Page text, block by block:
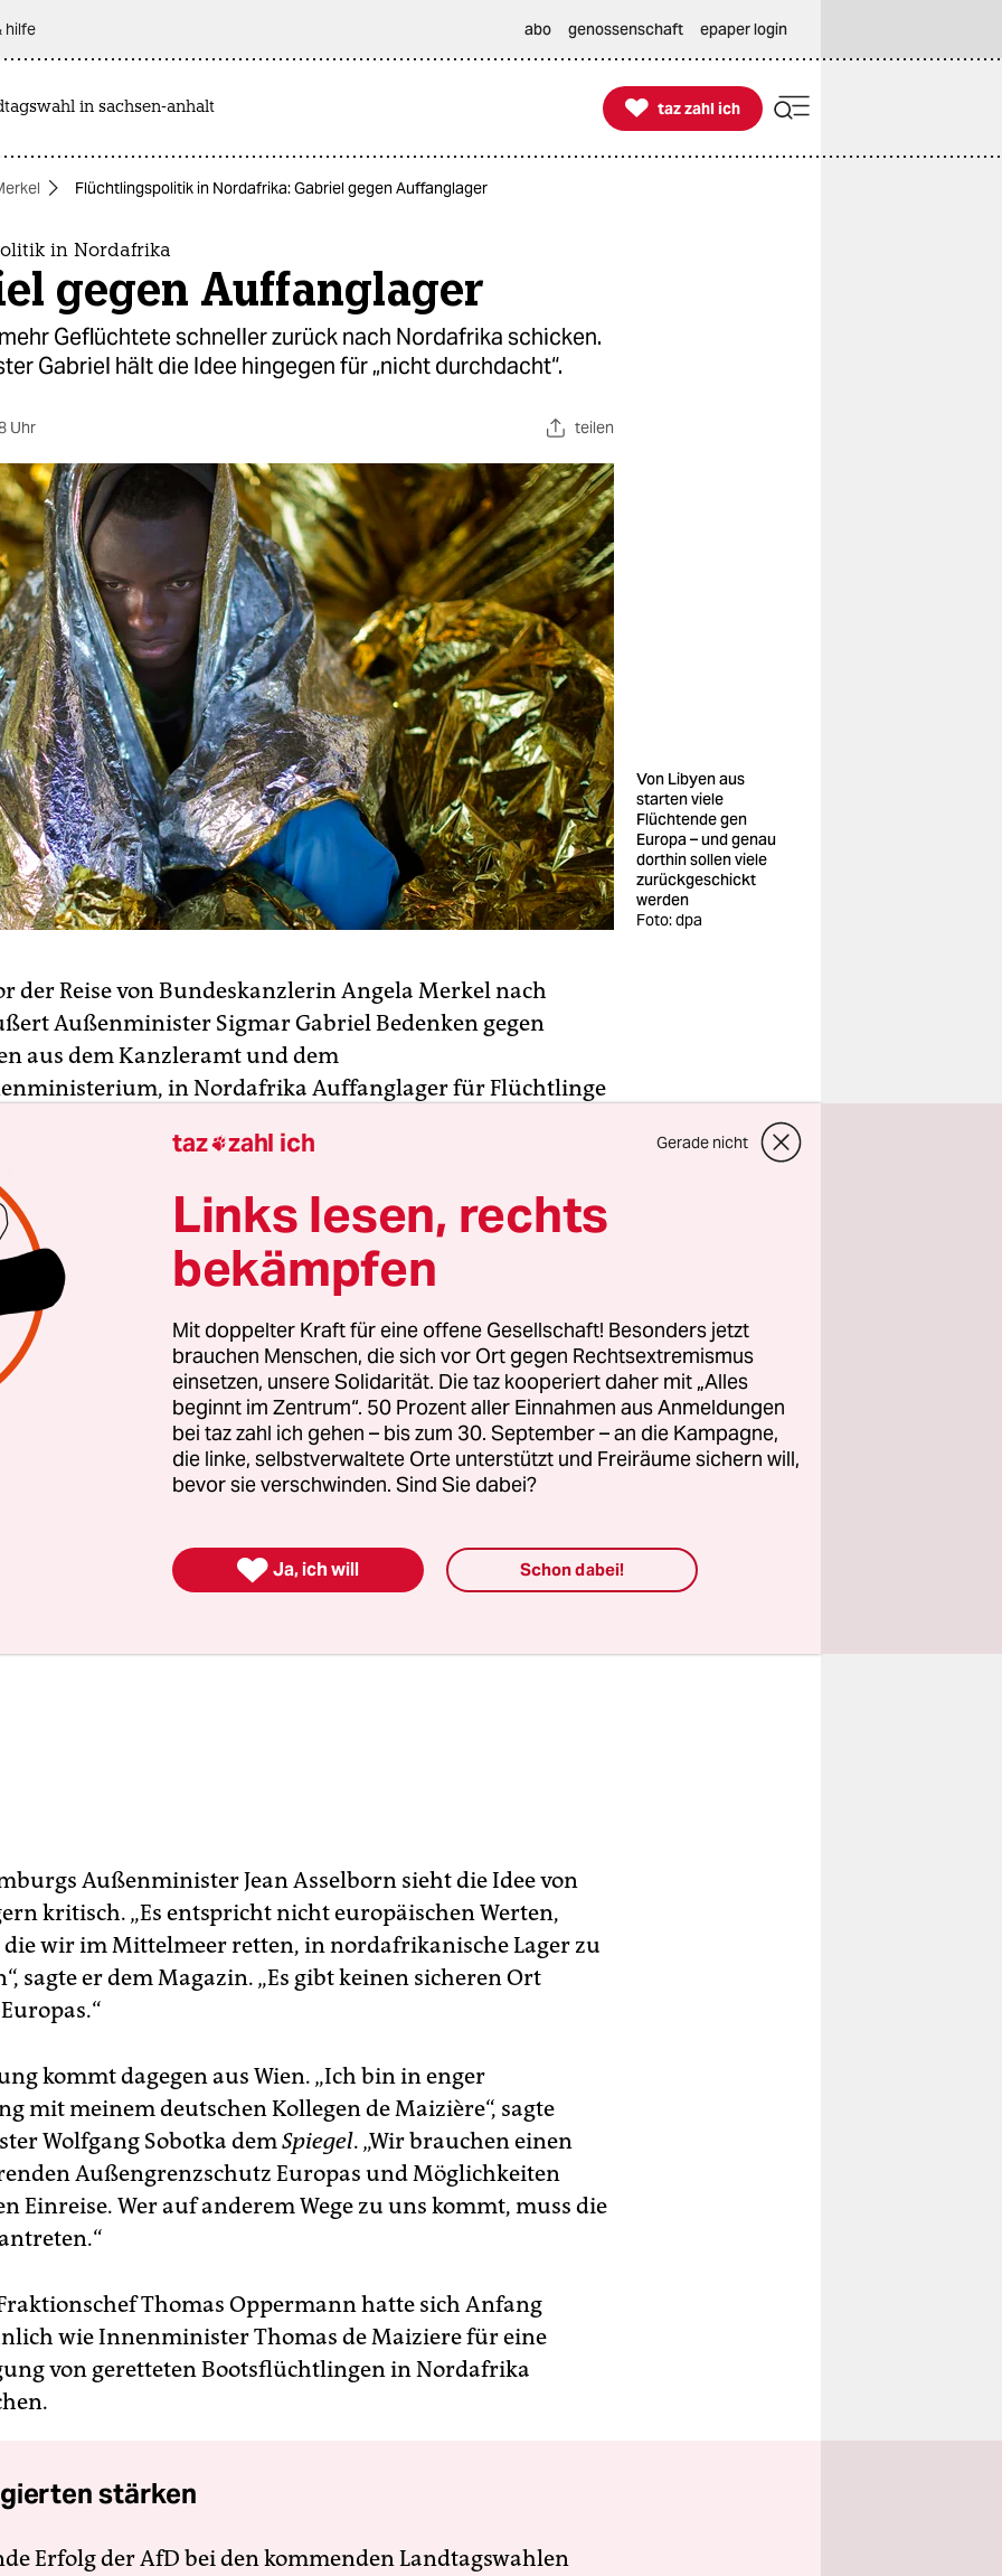
hilfe abo genossenschaft epaper login
in sachsen-anhalt 
taz zahl ich
taz zahl ich
Flüchtlingspolitik in Nordafrika: Gabriel gegen Auffanglager
in Nordafrika
gegen Auffanglager
Geflüchtete schneller zurück nach Nordafrika schicken.
Gabriel hält die Idee hingegen für „nicht durchdacht“.
Uhr teilen
Von Libyen aus
starten viele
Flüchtende gen
Europa – und genau
dorthin sollen viele
zurückgeschickt
werden
Foto: dpa
der Reise von Bundeskanzlerin Angela Merkel nach
Außenminister Sigmar Gabriel Bedenken gegen
aus dem Kanzleramt und dem
in Nordafrika Auffanglager für Flüchtlinge
ist“, sagte Gabriel dem Nachrichtenmagazin
von „schwierigen rechtlichen und politischen
man die Lage der betroffenen Länder im Blick haben,
ringe um seine demokratische Entwicklung.
beraten, dem Land nicht gegen seinen erklärten Willen
aufzuzwingen, die nur zu einer Destabilisierung führen
der SPD-Chef.
Außenminister Jean Asselborn sieht die Idee von
kritisch. „Es entspricht nicht europäischen Werten,
die wir im Mittelmeer retten, in nordafrikanische Lager zu
sagte er dem Magazin. „Es gibt keinen sicheren Ort
kommt dagegen aus Wien. „Ich bin in enger
mit meinem deutschen Kollegen de Maizière“, sagte
Wolfgang Sobotka demSpiegel. „Wir brauchen einen
Außengrenzschutz Europas und Möglichkeiten
Einreise. Wer auf anderem Wege zu uns kommt, muss die
Thomas Oppermann hatte sich Anfang
wie Innenminister Thomas de Maiziere für eine
von geretteten Bootsflüchtlingen in Nordafrika
stärken
Erfolg der AfD bei den kommenden Landtagswahlen
taz zahl ich Gerade nicht
Links lesen, rechts
bekämpfen
Mit doppelter Kraft für eine offene Gesellschaft! Besonders jetzt
brauchen Menschen, die sich vor Ort gegen Rechtsextremismus
einsetzen, unsere Solidarität. Die taz kooperiert daher mit „Alles
beginnt im Zentrum“. 50 Prozent aller Einnahmen aus Anmeldungen
bei taz zahl ich gehen – bis zum 30. September – an die Kampagne,
die linke, selbstverwaltete Orte unterstützt und Freiräume sichern will,
bevor sie verschwinden. Sind Sie dabei?
 Ja, ich will Schon dabei!